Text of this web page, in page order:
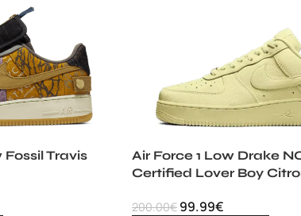
Fossil Travis
Air Force 1 Low Drake
Certified Lover Boy
200.00€ 99.99€